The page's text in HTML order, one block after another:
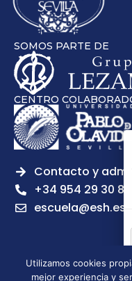
SOMOS PARTE DE
CENTRO
Contacto y
+34 954 29 30 81
escuela@esh.es
Utilizamos cookies
mejor experiencia y